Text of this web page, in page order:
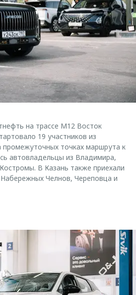
на трассе М12 Восток
19 участников из
промежуточных точках маршрута к
автовладельцы из Владимира,
В Казань также приехали
Челнов, Череповца и